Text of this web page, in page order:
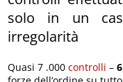
solo in un
irregolarità
Quasi 7 .000controlli –